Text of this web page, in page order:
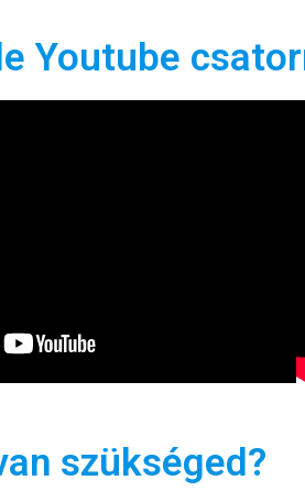
Youtube
szükséged?